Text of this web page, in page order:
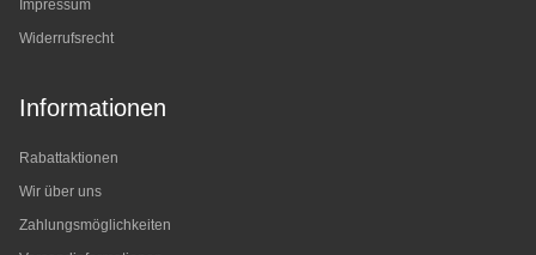
Impressum
Widerrufsrecht
Informationen
Rabattaktionen
Wir über uns
Zahlungsmöglichkeiten